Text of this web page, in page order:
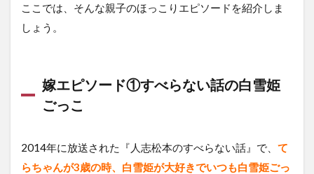
ここでは、そんな親子のほっこりエピソードを紹介しま
しょう。
嫁エピソード①すべらない話の白雪姫
ごっこ
2014年に放送された『人志松本のすべらない話』で、 て
らちゃんが3歳の時、白雪姫が大好きでいつも白雪姫ごっ